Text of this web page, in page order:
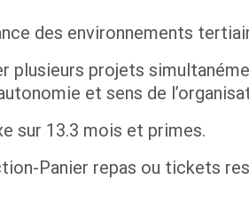
des environnements
plusieurs projets
et sens de
sur 13.3 mois et primes.
Panier repas ou tickets